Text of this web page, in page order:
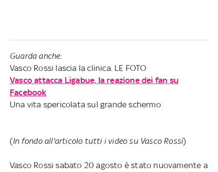
Guarda anche:
Vasco Rossi lascia la clinica. LE FOTO
Vasco attacca Ligabue, la reazione dei fan su
Facebook
Una vita spericolata sul grande schermo
(In fondo all'articolo tutti i video su Vasco Rossi)
Vasco Rossi sabato 20 agosto è stato nuovamente a